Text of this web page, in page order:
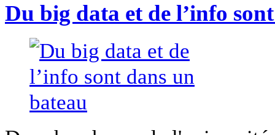
Du big data et de l’info